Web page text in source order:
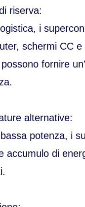
riserva:
i
schermi CC
fornire
alternative:
potenza, i
accumulo di